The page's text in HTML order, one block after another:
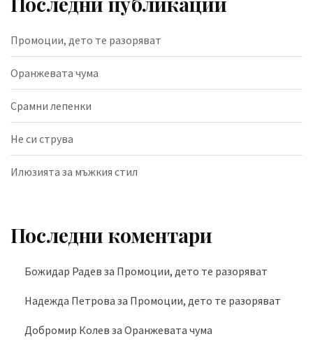
Промоции, дето те разоряват
Оранжевата чума
Срамни лепенки
Не си струва
Илюзията за мъжкия стил
Последни коментари
Божидар Радев за Промоции, дето те разоряват
Надежда Петрова за Промоции, дето те разоряват
Добромир Колев за Оранжевата чума